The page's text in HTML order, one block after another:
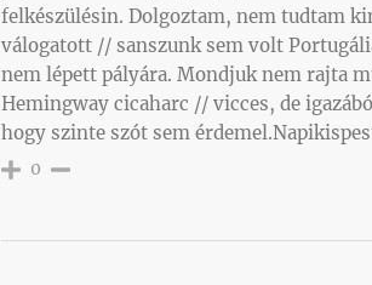
felkészülésin. Dolgoztam, nem tudtam
válogatott // sanszunk sem volt
nem lépett pályára. Mondjuk nem rajta
Hemingway cicaharc // vicces, de
hogy szinte szót sem
0